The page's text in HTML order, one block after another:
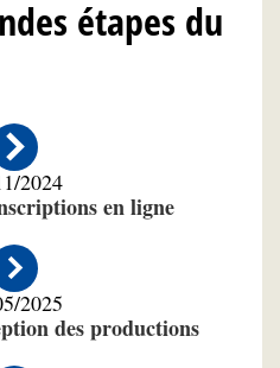
étapes du
2024
en ligne
2025
des productions